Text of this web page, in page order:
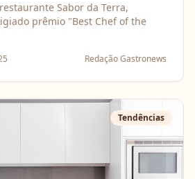
Sabor da Terra,
prêmio "Best Chef of the
Redação Gastronews
Tendências